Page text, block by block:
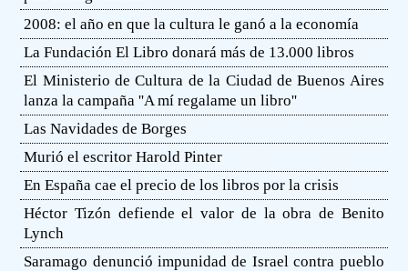
2008: el año en que la cultura le ganó a la economía
La Fundación El Libro donará más de 13.000 libros
El Ministerio de Cultura de la Ciudad de Buenos Aires
lanza la campaña ''A mí regalame un libro''
Las Navidades de Borges
Murió el escritor Harold Pinter
En España cae el precio de los libros por la crisis
Héctor Tizón defiende el valor de la obra de Benito
Lynch
Saramago denunció impunidad de Israel contra pueblo